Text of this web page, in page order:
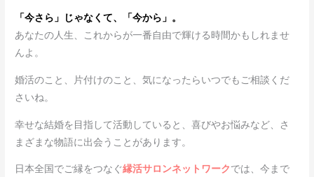
「今さら」じゃなくて、「今から」。
あなたの人生、これからが一番自由で輝ける時間かもしれませ
んよ。
婚活のこと、片付けのこと、気になったらいつでもご相談くだ
さいね。
幸せな結婚を目指して活動していると、喜びやお悩みなど、さ
まざまな物語に出会うことがあります。
日本全国でご縁をつなぐ縁活サロンネットワークでは、今まで